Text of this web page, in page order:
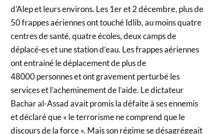
d’Alep et leurs environs. Les 1er et 2 décembre, plus de
50 frappes aériennes ont touché Idlib, au moins quatre
centres de santé, quatre écoles, deux camps de
déplacé·es et une station d’eau. Les frappes aériennes
ont entrainé le déplacement de plus de
48000 personnes et ont gravement perturbé les
services et l’acheminement de l’aide. Le dictateur
Bachar al-Assad avait promis la défaite à ses ennemis
et déclaré que « le terrorisme ne comprend que le
discours de la force ». Mais son régime se désagrégeait